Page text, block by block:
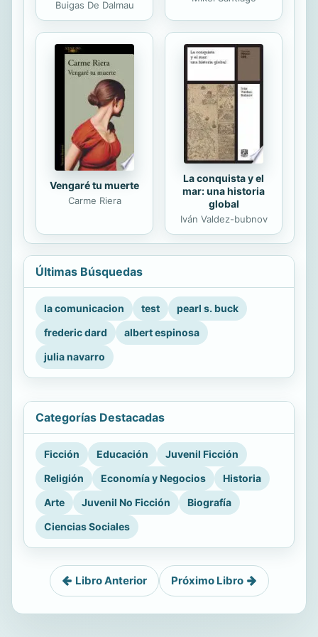
Buigas De Dalmau
Vengaré tu muerte
Carme Riera
La conquista y el
mar: una historia
global
Iván Valdez-bubnov
Últimas Búsquedas
la comunicacion test
pearl s. buck
frederic dard
albert espinosa
julia navarro
Categorías Destacadas
Ficción Educación
Juvenil Ficción
Religión
Economía y Negocios
Historia
Arte
Juvenil No Ficción
Biografía
Ciencias Sociales
Libro Anterior Próximo Libro